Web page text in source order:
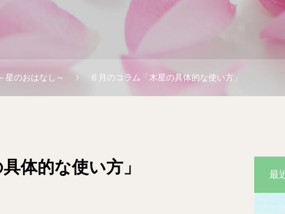
星のおはなし～ ６月のコラム「木星の具体的な使い方」
体的な使い方」 最